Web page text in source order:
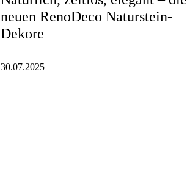
neuen RenoDeco Naturstein-
Dekore
30.07.2025